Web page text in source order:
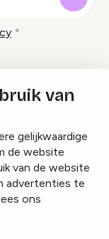
van
gelijkwaardige
de website
van de website
advertenties te
ons
te